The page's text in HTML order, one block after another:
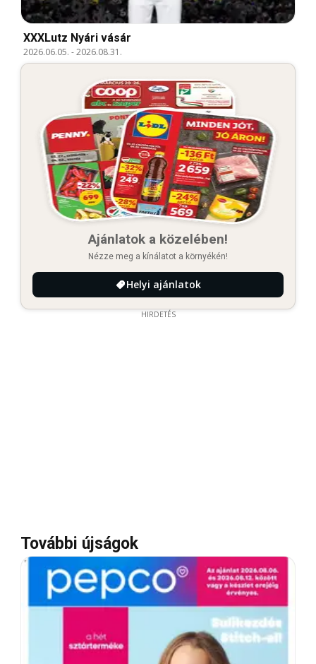
XXXLutz Nyári vásár
2026.06.05. -2026.08.31.
Ajánlatok a közelében!
Nézze meg a kínálatot a környékén!
Helyi ajánlatok
HIRDETÉS
További újságok